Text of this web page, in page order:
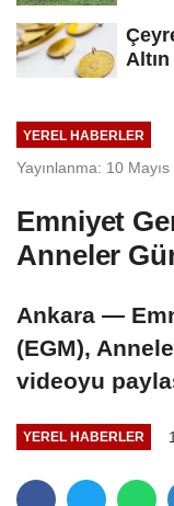
YEREL HABERLER
Yayınlanma: 10
Emniyet
Anneler
Ankara —
(EGM),
videoyu
YEREL HABERLER